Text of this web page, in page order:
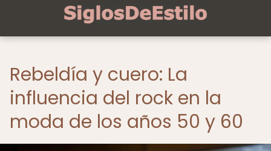
Rebeldía y cuero: La
influencia del rock en la
moda de los años 50 y 60